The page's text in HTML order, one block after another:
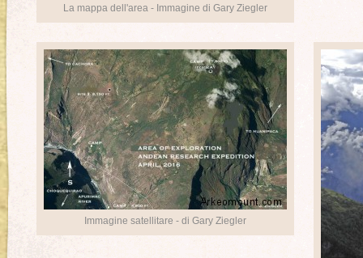
La mappa dell'area - Immagine di Gary Ziegler
Immagine satellitare - di Gary Ziegler